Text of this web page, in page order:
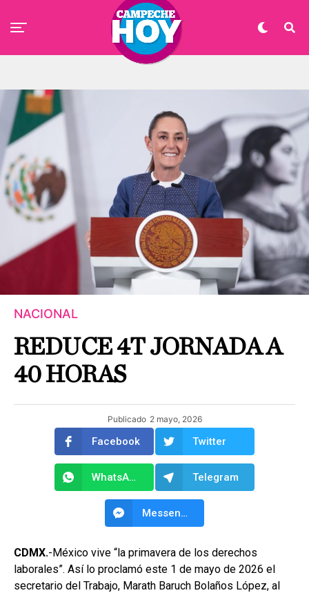
NACIONAL
REDUCE 4T JORNADA A
40 HORAS
Publicado 2 mayo, 2026
Facebook Twitter
WhatsApp Telegram
Messenger
CDMX.-México vive “la primavera de los derechos
laborales”. Así lo proclamó este 1 de mayo de 2026 el
secretario del Trabajo, Marath Baruch Bolaños López, al